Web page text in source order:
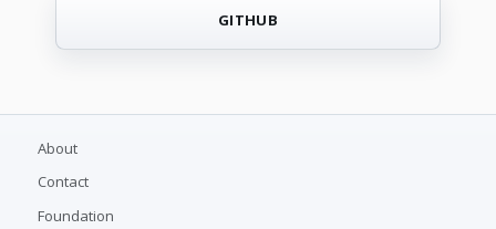
GITHUB
About
Contact
Foundation